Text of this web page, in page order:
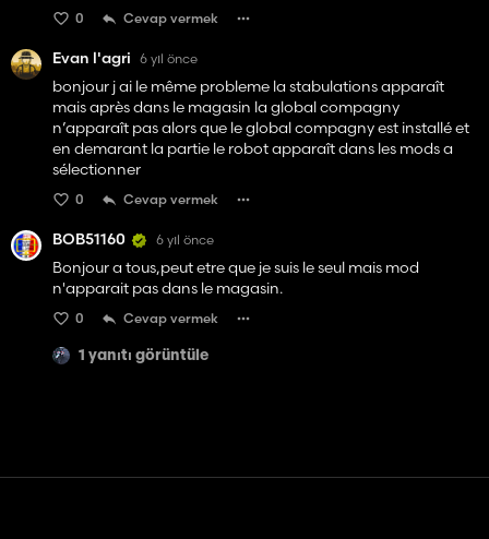
0 Cevap vermek
Evan l'agri 6 yıl önce
bonjour j ai le même probleme la stabulations apparaît
mais après dans le magasin la global compagny
n’apparaît pas alors que le global compagny est installé et
en demarant la partie le robot apparaît dans les mods a
sélectionner
0 Cevap vermek
BOB51160 6 yıl önce
Bonjour a tous,peut etre que je suis le seul mais mod
n'apparait pas dans le magasin.
0 Cevap vermek
1 yanıtı görüntüle